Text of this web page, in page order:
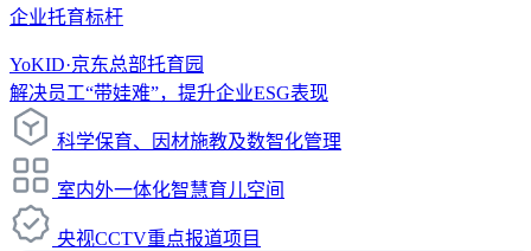
企业托育标杆
YoKID·京东总部托育园
解决员工“带娃难”，提升企业ESG表现
科学保育、因材施教及数智化管理
室内外一体化智慧育儿空间
央视CCTV重点报道项目